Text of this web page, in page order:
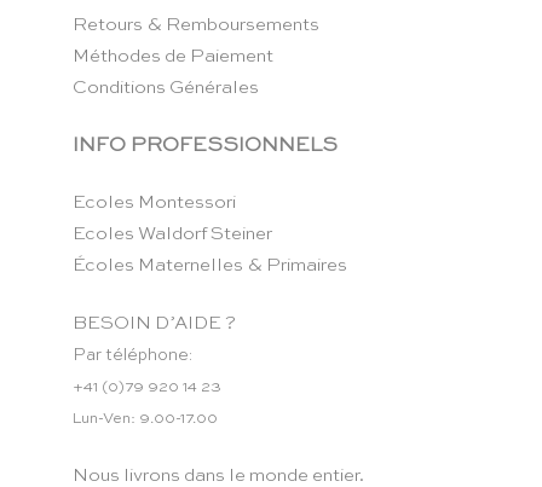
Retours & Remboursements
Méthodes de Paiement
Conditions Générales
INFO PROFESSIONNELS
Ecoles Montessori
Ecoles Waldorf Steiner
Écoles Maternelles & Primaires
BESOIN D’AIDE ?
Par téléphone:
+41 (0)79 920 14 23
Lun-Ven: 9.00-17.00
Nous livrons dans le monde entier.